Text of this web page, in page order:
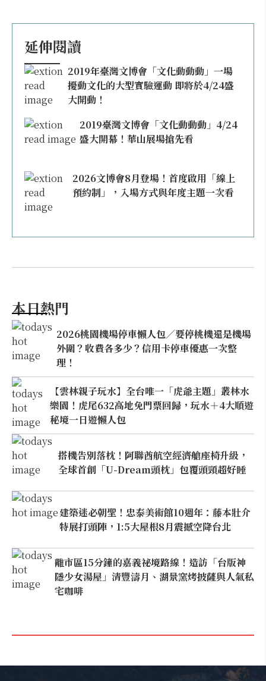
延伸閱讀
2019年臺灣文博會「文化動動動」一場
擾動文化的大型實驗運動 即將於4/24盛
大開動！
2019臺灣文博會「文化動動動」4/24
盛大開幕！華山展場搶先看
2026文博會8月登場！首度啟用「線上
預約制」，入場方式與年度主題一次看
本日熱門
2026桃園機場停車懶人包／要停桃機還是機場
外圍？收費各多少？信用卡停車優惠一次整
理！
【雲林親子玩水】全台唯一「虎爺主題」叢林水
樂園！虎尾632高地免門票回歸，玩水＋4大順遊
秘境一日遊懶人包
搭機告別落枕！阿聯酋航空經濟艙座椅升級，
全球首創「U-Dream頭枕」包覆頭頸超好睡
建築迷必朝聖！忠泰美術館10週年：藤本壯介
特展打頭陣，1:5大屋根8月震撼空降台北
離市區15分鐘的嘉義祕境路線！造訪「台版神
隱少女湯屋」清豐濤月、湖景窯烤披薩與人氣私
宅咖啡